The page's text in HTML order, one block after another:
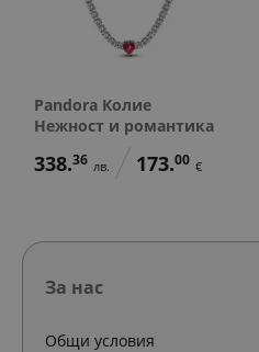
Pandora Колие
Нежност и романтика
338.36 лв. 173.00 €
За нас
Общи условия